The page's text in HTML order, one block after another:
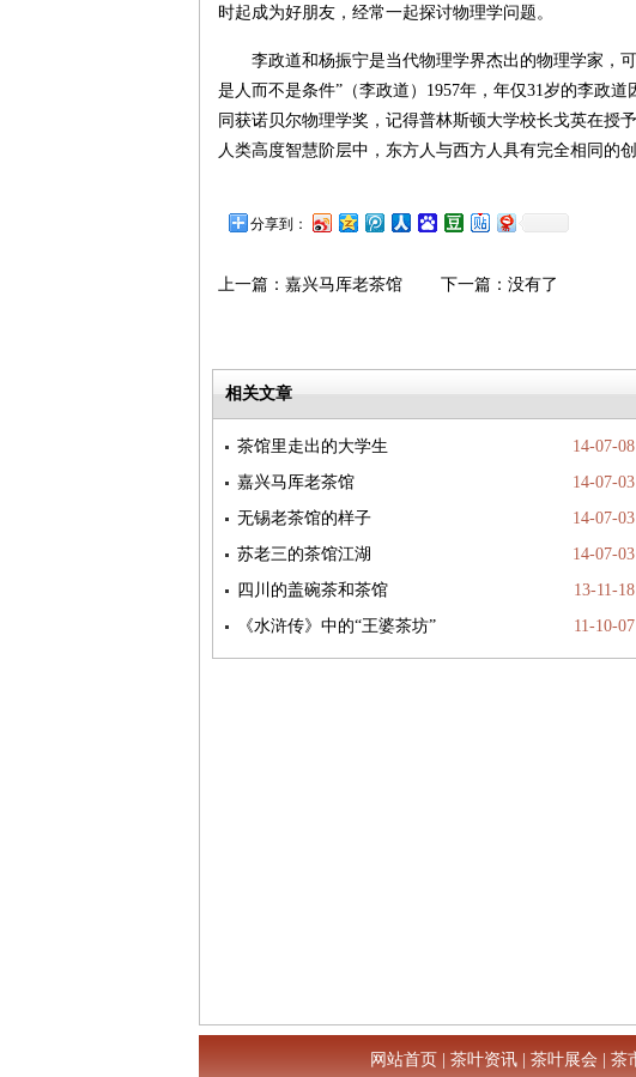
时起成为好朋友，经常一起探讨物理学问题。
李政道和杨振宁是当代物理学界杰出的物理学家，
是人而不是条件”（李政道）1957年，年仅31岁的李政
同获诺贝尔物理学奖，记得普林斯顿大学校长戈英在授
人类高度智慧阶层中，东方人与西方人具有完全相同的
分享到：
上一篇： 嘉兴马厍老茶馆 下一篇：没有了
相关文章
14-07-08
茶馆里走出的大学生
14-07-03
嘉兴马厍老茶馆
14-07-03
无锡老茶馆的样子
14-07-03
苏老三的茶馆江湖
13-11-18
四川的盖碗茶和茶馆
11-10-07
《水浒传》中的“王婆茶坊”
网站首页 茶叶资讯 茶叶展会 茶